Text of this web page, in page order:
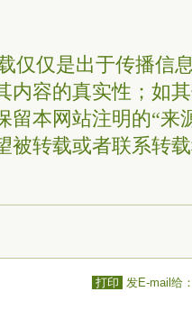
仅仅是出于传播信
内容的真实性；如
留本网站注明的“来
被转载或者联系转
打印 发E-mail给